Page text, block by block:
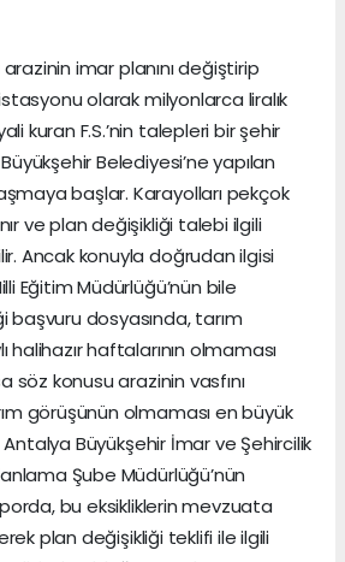
arazinin imar planını değiştirip
olarak milyonlarca liralık
kuran F.S.’nin talepleri bir şehir
Belediyesi’ne yapılan
başlar. Karayolları pekçok
ve plan değişikliği talebi ilgili
Ancak konuyla doğrudan ilgisi
Eğitim Müdürlüğü’nün bile
başvuru dosyasında, tarım
halihazır haftalarının olmaması
söz konusu arazinin vasfını
görüşünün olmaması en büyük
Büyükşehir İmar ve Şehircilik
Şube Müdürlüğü’nün
bu eksikliklerin mevzuata
plan değişikliği teklifi ile ilgili